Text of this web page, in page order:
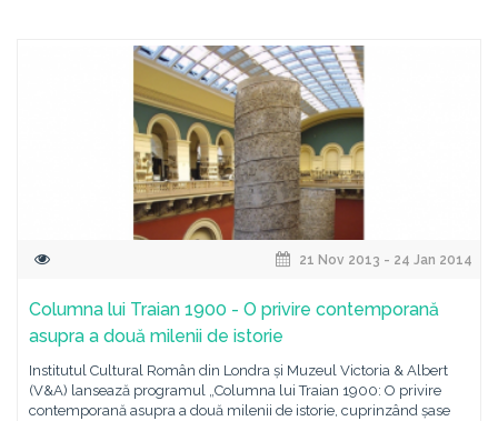
21 Nov 2013 - 24 Jan 2014
Columna lui Traian 1900 - O privire contemporană
asupra a două milenii de istorie
Institutul Cultural Român din Londra și Muzeul Victoria & Albert
(V&A) lansează programul „Columna lui Traian 1900: O privire
contemporană asupra a două milenii de istorie, cuprinzând șase